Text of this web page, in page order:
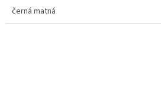
černá matná